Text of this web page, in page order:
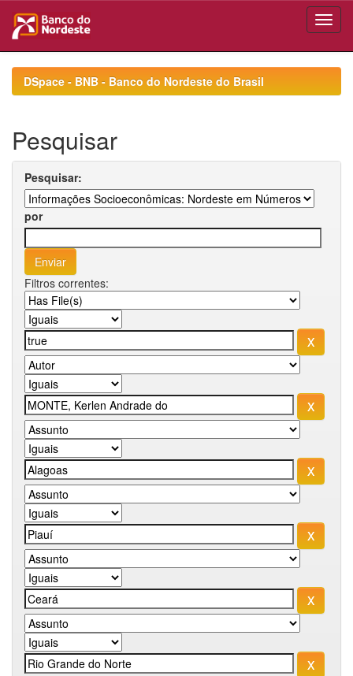
navigationDSpace - BNB - Banco do Nordeste do Brasil
Pesquisar
Pesquisar:
por
Filtros correntes: